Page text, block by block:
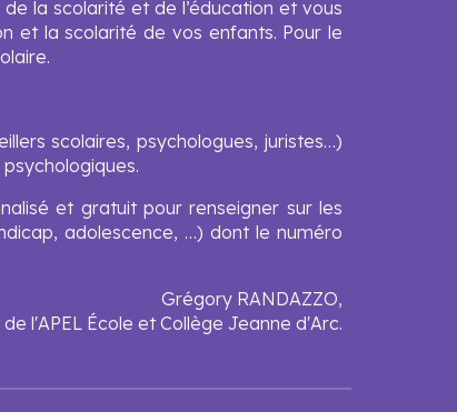
la scolarité et de l’éducation et vous
et la scolarité de vos enfants. Pour le
scolaires, psychologues, juristes…)
et gratuit pour renseigner sur les
adolescence, …) dont le numéro
Grégory RANDAZZO,
l'APEL École et Collège Jeanne d'Arc.